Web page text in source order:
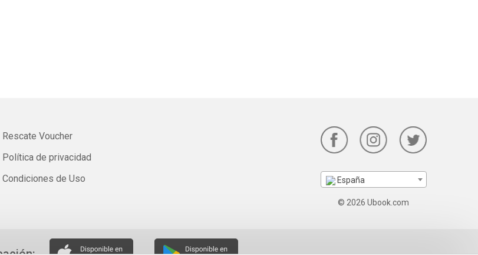
Rescate Voucher
Política de privacidad
Condiciones de Uso
España
© 2026 Ubook.com